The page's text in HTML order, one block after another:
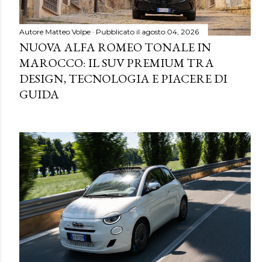
Autore Matteo Volpe Pubblicato il agosto 04, 2026
NUOVA ALFA ROMEO TONALE IN
MAROCCO: IL SUV PREMIUM TRA
DESIGN, TECNOLOGIA E PIACERE DI
GUIDA